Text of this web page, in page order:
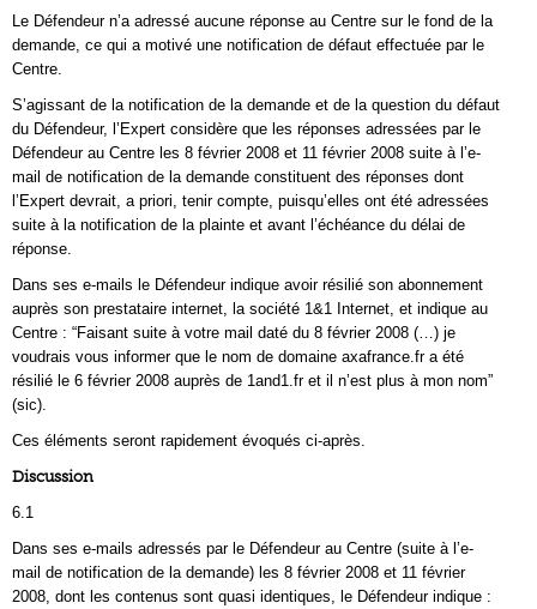
Le Défendeur n’a adressé aucune réponse au Centre sur le fond de la
demande, ce qui a motivé une notification de défaut effectuée par le
Centre.
S’agissant de la notification de la demande et de la question du défaut
du Défendeur, l’Expert considère que les réponses adressées par le
Défendeur au Centre les 8 février 2008 et 11 février 2008 suite à l’e-
mail de notification de la demande constituent des réponses dont
l’Expert devrait, a priori, tenir compte, puisqu’elles ont été adressées
suite à la notification de la plainte et avant l’échéance du délai de
réponse.
Dans ses e-mails le Défendeur indique avoir résilié son abonnement
auprès son prestataire internet, la société 1&1 Internet, et indique au
Centre : “Faisant suite à votre mail daté du 8 février 2008 (…) je
voudrais vous informer que le nom de domaine axafrance.fr a été
résilié le 6 février 2008 auprès de 1and1.fr et il n’est plus à mon nom”
(sic).
Ces éléments seront rapidement évoqués ci-après.
Discussion
6.1
Dans ses e-mails adressés par le Défendeur au Centre (suite à l’e-
mail de notification de la demande) les 8 février 2008 et 11 février
2008, dont les contenus sont quasi identiques, le Défendeur indique :